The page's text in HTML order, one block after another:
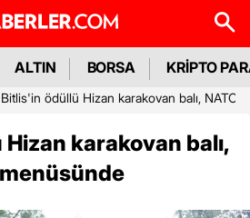
ALTIN BORSA KRİPTO
Bitlis'in ödüllü Hizan karakovan balı, NATO
karakovan balı,